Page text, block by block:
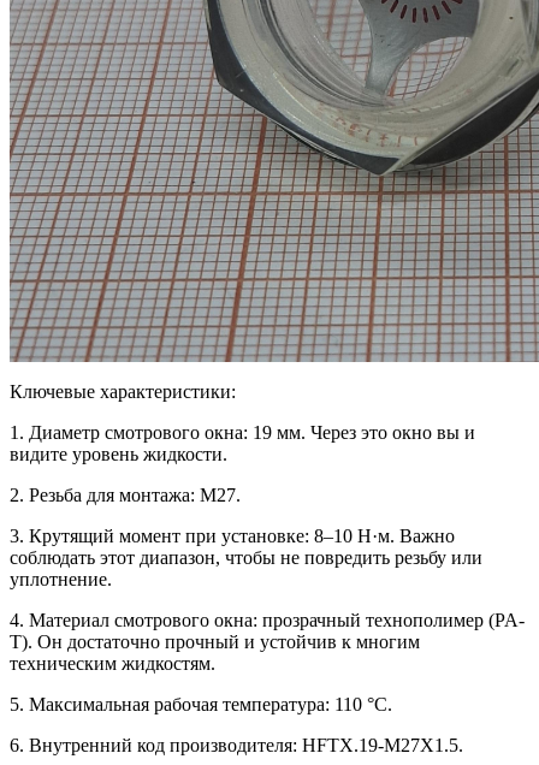
Ключевые характеристики:
1. Диаметр смотрового окна: 19 мм. Через это окно вы и
видите уровень жидкости.
2. Резьба для монтажа: M27.
3. Крутящий момент при установке: 8–10 Н·м. Важно
соблюдать этот диапазон, чтобы не повредить резьбу или
уплотнение.
4. Материал смотрового окна: прозрачный технополимер (PA-
T). Он достаточно прочный и устойчив к многим
техническим жидкостям.
5. Максимальная рабочая температура: 110 °C.
6. Внутренний код производителя: HFTX.19-M27X1.5.